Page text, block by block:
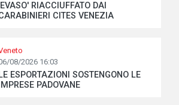
RIACCIUFFATO DAI
CITES VENEZIA
08/2026 16:03
LE ESPORTAZIONI SOSTENGONO LE
IMPRESE PADOVANE